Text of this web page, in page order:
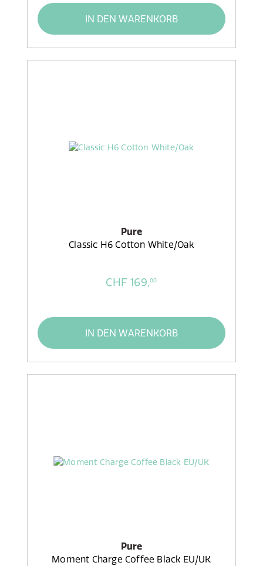
IN DEN WARENKORB
Pure
Classic H6 Cotton White/Oak
CHF 169,00
IN DEN WARENKORB
Pure
Moment Charge Coffee Black EU/UK